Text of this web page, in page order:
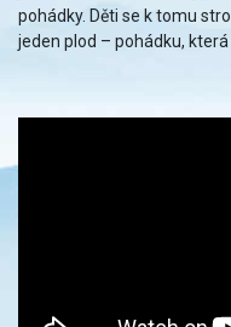
pohádky. Děti se k tomu
jeden plod – pohádku, která